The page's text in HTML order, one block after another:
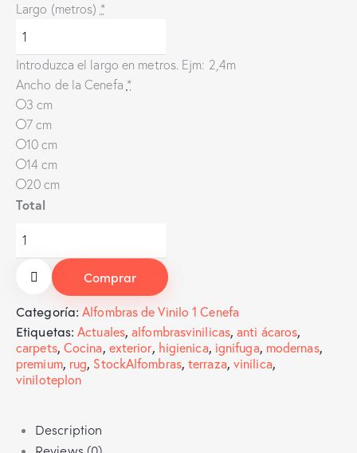
Largo (metros) *
Introduzca el largo en metros. Ejm: 2,4m
Ancho de la Cenefa *
3 cm
7 cm
10 cm
14 cm
20 cm
Total
Comprar
Categoría:Alfombras de Vinilo 1 Cenefa
Etiquetas:Actuales,alfombrasvinilicas,anti ácaros,
carpets, Cocina, exterior, higienica, ignifuga, modernas,
premium, rug, StockAlfombras,terraza, vinilica,
viniloteplon
Description